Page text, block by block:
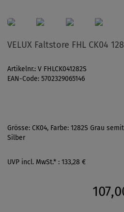
VELUX Faltstore FHL CK04
Artikelnr.: V FHLCK041282S
EAN-Code: 5702329065146
Grösse: CK04, Farbe: 1282S Grau
Silber
UVP incl. MwSt.* : 133,28 €